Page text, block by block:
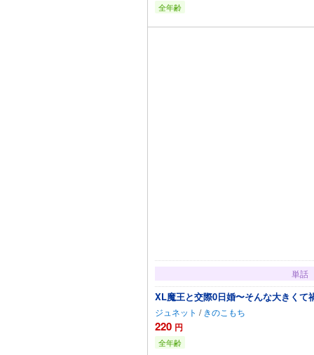
全年齢
単話
XL魔王と交際0日婚〜そんな大きくて
ジュネット / きのこもち
220 円
全年齢